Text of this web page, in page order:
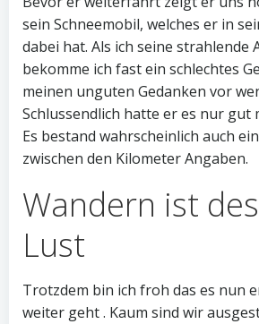
sein Schneemobil, welches er in
dabei hat. Als ich seine strahlende
bekomme ich fast ein schlechtes
meinen unguten Gedanken vor
Schlussendlich hatte er es nur gut
Es bestand wahrscheinlich auch
zwischen den Kilometer Angaben.
Wandern ist
Lust
Trotzdem bin ich froh das es nun
weiter geht . Kaum sind wir